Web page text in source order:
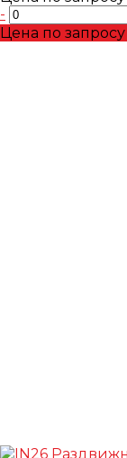
-
Цена по запросу